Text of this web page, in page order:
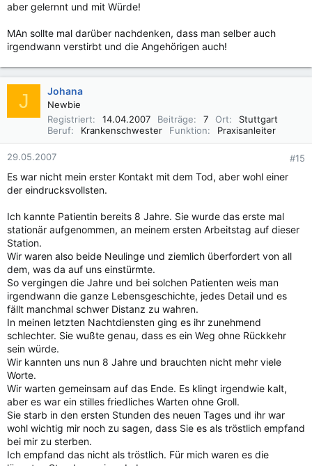
aber gelernnt und mit Würde!
MAn sollte mal darüber nachdenken, dass man selber auch
irgendwann verstirbt und die Angehörigen auch!
J Johana
Newbie
Registriert
14.04.2007 Beiträge 7 Ort
Stuttgart
Beruf
Krankenschwester Funktion Praxisanleiter
29.05.2007 #15
Es war nicht mein erster Kontakt mit dem Tod, aber wohl einer
der eindrucksvollsten.
Ich kannte Patientin bereits 8 Jahre. Sie wurde das erste mal
stationär aufgenommen, an meinem ersten Arbeitstag auf dieser
Station.
Wir waren also beide Neulinge und ziemlich überfordert von all
dem, was da auf uns einstürmte.
So vergingen die Jahre und bei solchen Patienten weis man
irgendwann die ganze Lebensgeschichte, jedes Detail und es
fällt manchmal schwer Distanz zu wahren.
In meinen letzten Nachtdiensten ging es ihr zunehmend
schlechter. Sie wußte genau, dass es ein Weg ohne Rückkehr
sein würde.
Wir kannten uns nun 8 Jahre und brauchten nicht mehr viele
Worte.
Wir warten gemeinsam auf das Ende. Es klingt irgendwie kalt,
aber es war ein stilles friedliches Warten ohne Groll.
Sie starb in den ersten Stunden des neuen Tages und ihr war
wohl wichtig mir noch zu sagen, dass Sie es als tröstlich empfand
bei mir zu sterben.
Ich empfand das nicht als tröstlich. Für mich waren es die